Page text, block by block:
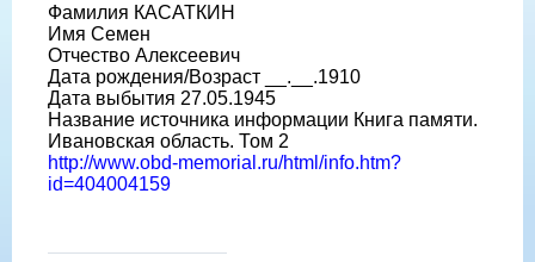
Фамилия КАСАТКИН
Имя Семен
Отчество Алексеевич
Дата рождения/Возраст __.__.1910
Дата выбытия 27.05.1945
Название источника информации Книга памяти.
Ивановская область. Том 2
http://www.obd-memorial.ru/html/info.htm?
id=404004159